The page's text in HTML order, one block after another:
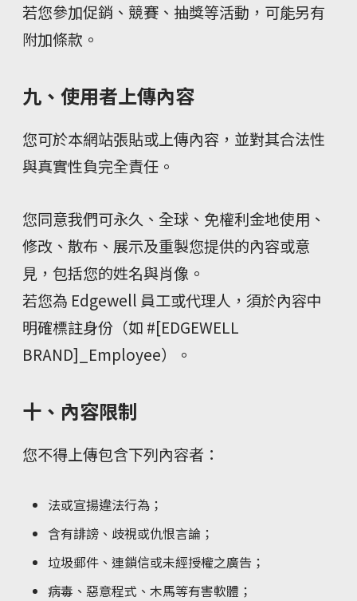
若您參加促銷、競賽、抽獎等活動，可能另有
附加條款。
九、使用者上傳內容
您可於本網站張貼或上傳內容，並對其合法性
與真實性負完全責任。
您同意我們可永久、全球、免權利金地使用、
修改、散布、展示及重製您提供的內容或意
見，包括您的姓名與肖像。
若您為 Edgewell 員工或代理人，須於內容中
明確標註身份（如 #[EDGEWELL
BRAND]_Employee）。
十、內容限制
您不得上傳包含下列內容者：
法或宣揚違法行為；
含有誹謗、歧視或仇恨言論；
垃圾郵件、連鎖信或未經授權之廣告；
病毒、惡意程式、木馬等有害軟體；